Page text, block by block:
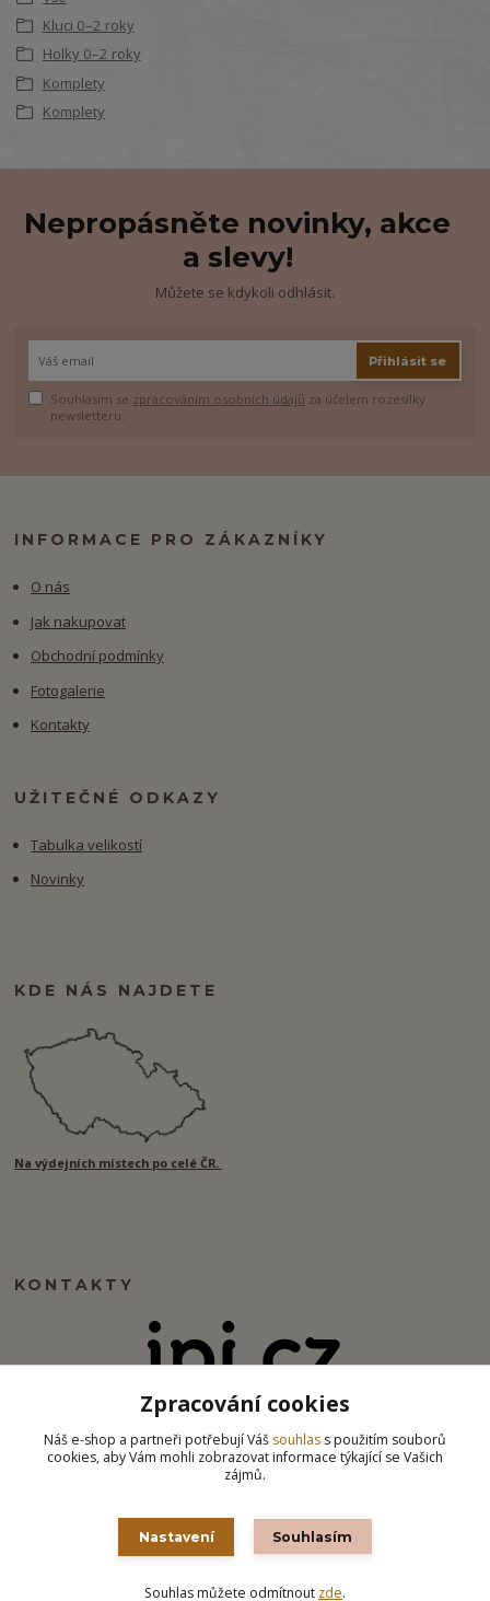
Kluci 0–2 roky
Holky 0–2 roky
Komplety
Komplety
Nepropásněte novinky, akce
a slevy!
Můžete se kdykoli odhlásit.
Přihlásit se
Souhlasím se zpracováním osobních údajů za účelem rozesílky
newsletteru.
INFORMACE PRO ZÁKAZNÍKY
O nás
Jak nakupovat
Obchodní podmínky
Fotogalerie
Kontakty
UŽITEČNÉ ODKAZY
Tabulka velikostí
Novinky
KDE NÁS NAJDETE
Na výdejních místech po celé ČR.
KONTAKTY
info@ipj.cz
Zpracování cookies
Náš e-shop a partneři potřebují Váš souhlas s použitím souborů
cookies, aby Vám mohli zobrazovat informace týkající se Vašich
zájmů.
Nastavení Souhlasím
Souhlas můžete odmítnout zde.